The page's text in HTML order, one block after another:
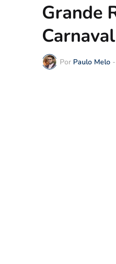
Grande
Por Paulo Melo -